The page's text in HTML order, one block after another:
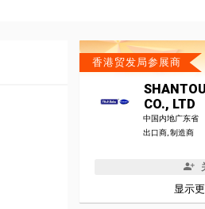
香港贸发局参展商
CO., LTD
中国内地广东省
出口商, 制造商
显示